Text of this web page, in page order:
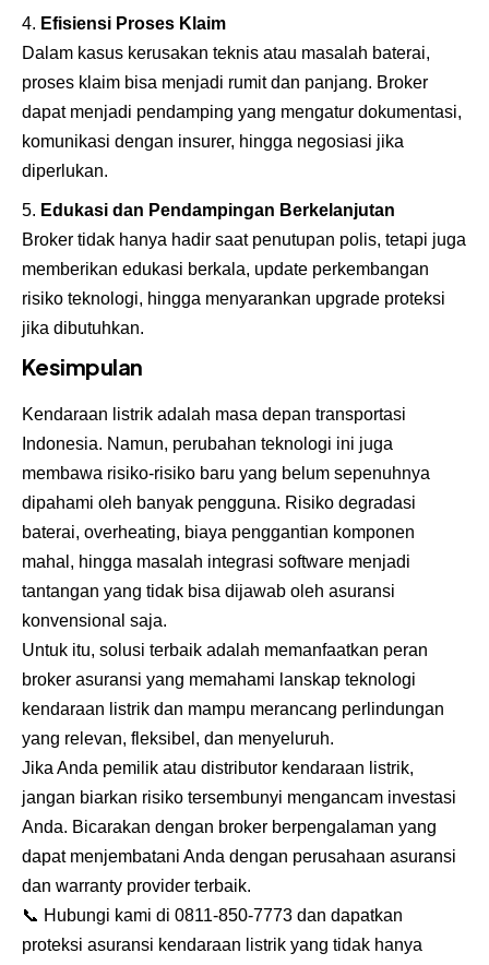
Efisiensi Proses Klaim
Dalam kasus kerusakan teknis atau masalah baterai,
proses klaim bisa menjadi rumit dan panjang. Broker
dapat menjadi pendamping yang mengatur dokumentasi,
komunikasi dengan insurer, hingga negosiasi jika
diperlukan.
Edukasi dan Pendampingan Berkelanjutan
Broker tidak hanya hadir saat penutupan polis, tetapi juga
memberikan edukasi berkala, update perkembangan
risiko teknologi, hingga menyarankan upgrade proteksi
jika dibutuhkan.
Kesimpulan
Kendaraan listrik adalah masa depan transportasi
Indonesia. Namun, perubahan teknologi ini juga
membawa risiko-risiko baru yang belum sepenuhnya
dipahami oleh banyak pengguna. Risiko degradasi
baterai, overheating, biaya penggantian komponen
mahal, hingga masalah integrasi software menjadi
tantangan yang tidak bisa dijawab oleh asuransi
konvensional saja.
Untuk itu, solusi terbaik adalah memanfaatkan peran
broker asuransi yang memahami lanskap teknologi
kendaraan listrik dan mampu merancang perlindungan
yang relevan, fleksibel, dan menyeluruh.
Jika Anda pemilik atau distributor kendaraan listrik,
jangan biarkan risiko tersembunyi mengancam investasi
Anda. Bicarakan dengan broker berpengalaman yang
dapat menjembatani Anda dengan perusahaan asuransi
dan warranty provider terbaik.
📞 Hubungi kami di 0811-850-7773 dan dapatkan
proteksi asuransi kendaraan listrik yang tidak hanya